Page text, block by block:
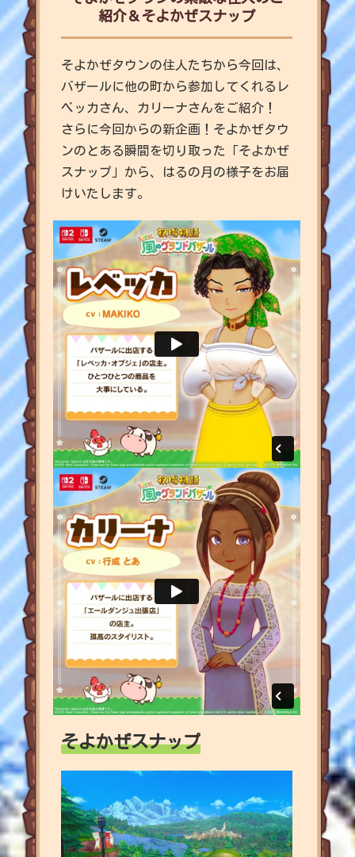
紹介＆そよかぜスナップ
そよかぜタウンの住人たちから今回は、
バザールに他の町から参加してくれるレ
ベッカさん、カリーナさんをご紹介！
さらに今回からの新企画！そよかぜタウ
ンのとある瞬間を切り取った「そよかぜ
スナップ」から、はるの月の様子をお届
けいたします。
そよかぜスナップ